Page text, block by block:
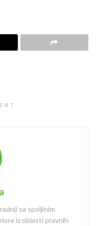
sa spoljinim
iz oblasti pravnih